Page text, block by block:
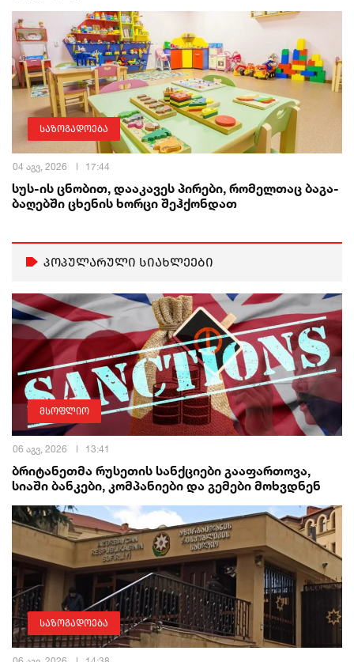
საზოგადოება
04 აგვ, 2026 17:44
სუს-ის ცნობით, დააკავეს პირები, რომელთაც ბაგა-
ბაღებში ცხენის ხორცი შეჰქონდათ
პოპულარული სიახლეები
მსოფლიო
06 აგვ, 2026 13:41
ბრიტანეთმა რუსეთის სანქციები გააფართოვა,
სიაში ბანკები, კომპანიები და გემები მოხვდნენ
საზოგადოება